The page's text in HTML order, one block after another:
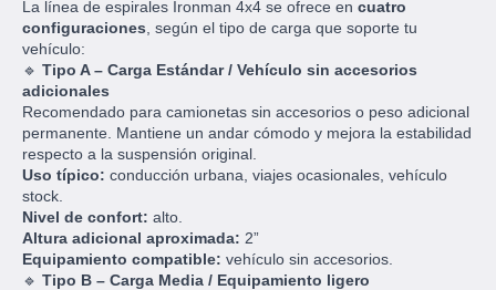
La línea de espirales Ironman 4x4 se ofrece en cuatro
configuraciones , según el tipo de carga que soporte tu
vehículo:
🔹 Tipo A – Carga Estándar / Vehículo sin accesorios
adicionales
Recomendado para camionetas sin accesorios o peso adicional
permanente. Mantiene un andar cómodo y mejora la estabilidad
respecto a la suspensión original.
Uso típico: conducción urbana, viajes ocasionales, vehículo
stock.
Nivel de confort: alto.
Altura adicional aproximada: 2”
Equipamiento compatible: vehículo sin accesorios.
🔹 Tipo B – Carga Media / Equipamiento ligero